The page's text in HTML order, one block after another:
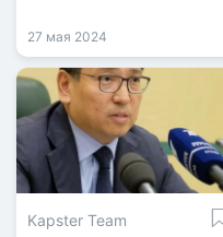
бизнес-хабом и
Сингапуром Центральной
Азии.
27 мая 2024
Kapster Team